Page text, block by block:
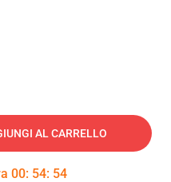
AL CARRELLO
00: 54: 53